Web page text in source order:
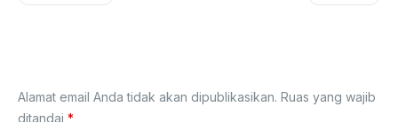
Alamat email Anda tidak akan dipublikasikan. Ruas yang wajib
ditandai *